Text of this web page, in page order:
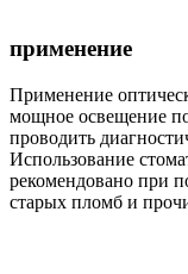
применение
Применение
мощное освещение
проводить
Использование
рекомендовано при
старых пломб и